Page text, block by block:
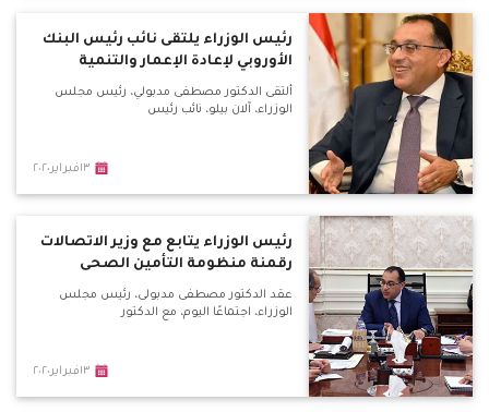
رئيس الوزراء يلتقى نائب رئيس البنك
الأوروبي لإعادة الإعمار والتنمية
ألتقى الدكتور مصطفى مدبولي، رئيس مجلس
الوزراء، آلان بيلو، نائب رئيس
١٣فبراير٢٠٢٠
رئيس الوزراء يتابع مع وزير الاتصالات
رقمنة منظومة التأمين الصحى
عقد الدكتور مصطفى مدبولى، رئيس مجلس
الوزراء، اجتماعًا اليوم، مع الدكتور
١٣فبراير٢٠٢٠